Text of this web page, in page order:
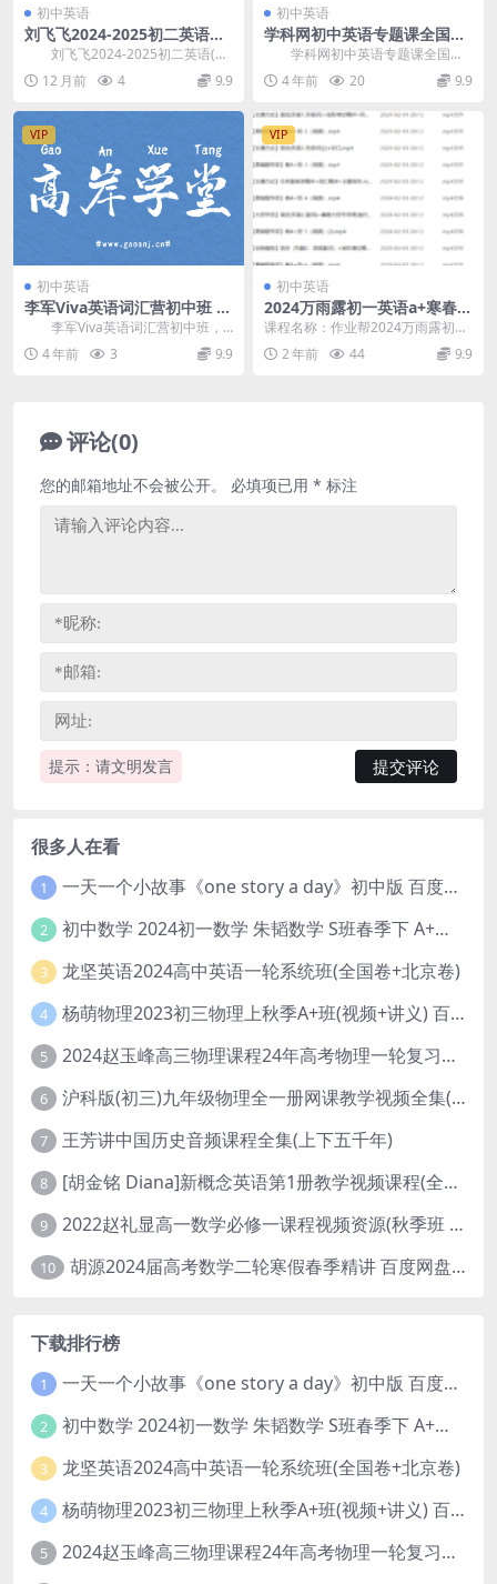
初中英语
刘飞飞2024-2025初二英语
(上)秋季S班全国版 百度网盘
分享
刘飞飞2024-2025初二英语(上)
秋季S班，开课时间：2024年八年
级英...12 月前 4 9.9
初中英语
学科网初中英语专题课全国通
用视频课程（含语法 词汇）百
度网盘分享
学科网初中英语专题课全国通
用视频课程，含语法、词汇，百度
网盘初中英语课程3....
4 年前 20 9.9
VIP
初中英语
李军Viva英语词汇营初中班 百
度网盘分享
李军Viva英语词汇营初中班，
百度网盘初中英语词汇课程4.47G
高清视频。 ...
4 年前 3 9.9
VIP
初中英语
2024万雨露初一英语a+寒春班
视频教程+课程笔记 百度网盘
分享
课程名称：作业帮2024万雨露初一
英语a+寒春班(春上+春下)，百度网
盘分享下载...
2 年前 44 9.9
评论(0)
提示：请文明发言
您的邮箱地址不会被公开。 必填项已用 * 标注
很多人在看
1 一天一个小故事《one story a day》初中版 百度网盘分享下载
2 初中数学 2024初一数学 朱韬数学 S班春季下 A+班春季下 百度云网盘
3 龙坚英语2024高中英语一轮系统班(全国卷+北京卷)
4 杨萌物理2023初三物理上秋季A+班(视频+讲义) 百度网盘分享
5 2024赵玉峰高三物理课程24年高考物理一轮复习网课教程
6 沪科版(初三)九年级物理全一册网课教学视频全集(录播版 杜春雨 66讲)
7 王芳讲中国历史音频课程全集(上下五千年)
8 [胡金铭 Diana]新概念英语第1册教学视频课程(全集 百度网盘下载)
9 2022赵礼显高一数学必修一课程视频资源(秋季班 含讲义)百度网盘云
10 胡源2024届高考数学二轮寒假春季精讲 百度网盘分享
下载排行榜
1 一天一个小故事《one story a day》初中版 百度网盘分享下载
2 初中数学 2024初一数学 朱韬数学 S班春季下 A+班春季下 百度云网盘
3 龙坚英语2024高中英语一轮系统班(全国卷+北京卷)
4 杨萌物理2023初三物理上秋季A+班(视频+讲义) 百度网盘分享
5
2024赵玉峰高三物理课程24年高考物理一轮复习网课教程